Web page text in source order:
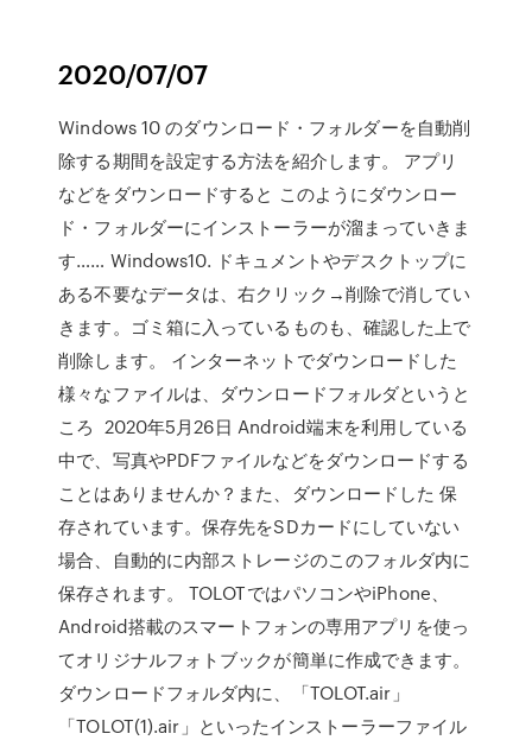
2020/07/07
Windows 10 のダウンロード・フォルダーを自動削
除する期間を設定する方法を紹介します。 アプリ
などをダウンロードすると このようにダウンロー
ド・フォルダーにインストーラーが溜まっていきま
す…… Windows10. ドキュメントやデスクトップに
ある不要なデータは、右クリック→削除で消してい
きます。ゴミ箱に入っているものも、確認した上で
削除します。 インターネットでダウンロードした
様々なファイルは、ダウンロードフォルダというと
ころ 2020年5月26日 Android端末を利用している
中で、写真やPDFファイルなどをダウンロードする
ことはありませんか？また、ダウンロードした 保
存されています。保存先をSDカードにしていない
場合、自動的に内部ストレージのこのフォルダ内に
保存されます。 TOLOTではパソコンやiPhone、
Android搭載のスマートフォンの専用アプリを使っ
てオリジナルフォトブックが簡単に作成できます。
ダウンロードフォルダ内に、「TOLOT.air」
「TOLOT(1).air」といったインストーラーファイル